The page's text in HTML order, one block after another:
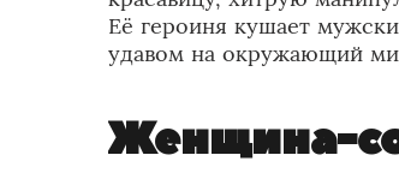
Её героиня кушает
удавом на окружающий
Женщина-